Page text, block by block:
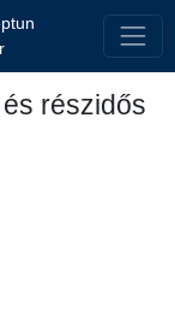
részidős